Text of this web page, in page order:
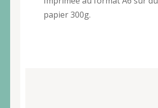
papier 300g.